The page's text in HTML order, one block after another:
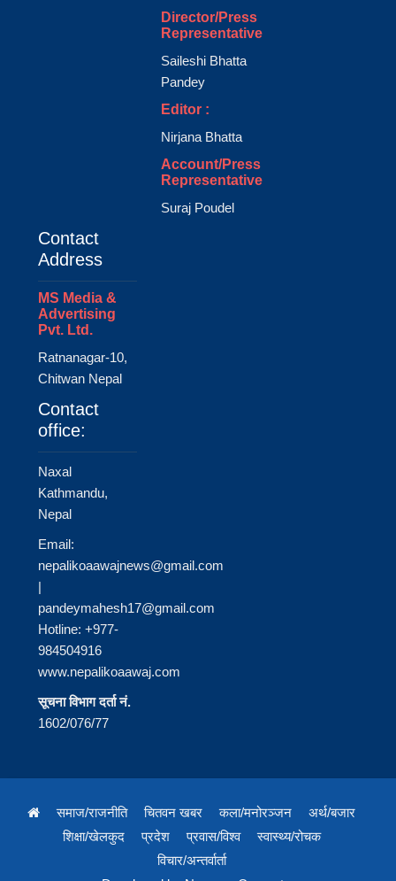
Director/Press
Representative
Saileshi Bhatta
Pandey
Editor :
Nirjana Bhatta
Account/Press
Representative
Suraj Poudel
Contact
Address
MS Media &
Advertising
Pvt. Ltd.
Ratnanagar-10,
Chitwan Nepal
Contact
office:
Naxal
Kathmandu,
Nepal
Email:
nepalikoaawajnews@gmail.com
|
pandeymahesh17@gmail.com
Hotline: +977-
984504916
www.nepalikoaawaj.com
सूचना विभाग दर्ता नं.
1602/076/77
समाज/राजनीति चितवन खबर कला/मनोरञ्जन
अर्थ/बजार
शिक्षा/खेलकुद
प्रदेश प्रवास/विश्व
स्वास्थ्य/रोचक
विचार/अन्तर्वार्ता